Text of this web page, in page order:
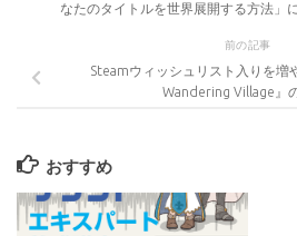
なたのタイトルを世界展開する方法」
前の記事
Steamウィッシュリスト入りを増
Wandering Village』
おすすめ